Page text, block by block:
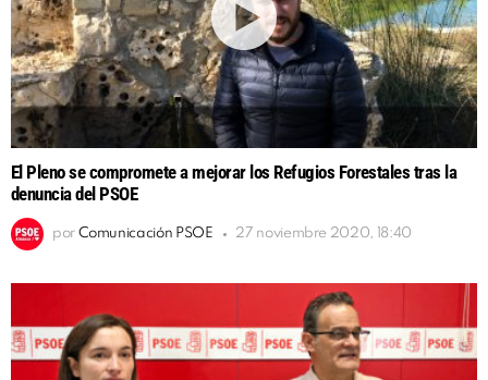
El Pleno se compromete a mejorar los Refugios Forestales tras la
denuncia del PSOE
por Comunicación PSOE 27 noviembre 2020, 18:40